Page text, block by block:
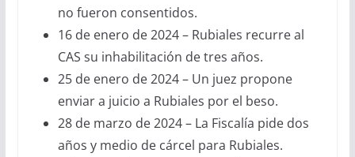
no fueron consentidos.
16 de enero de 2024 – Rubiales recurre al
CAS su inhabilitación de tres años.
25 de enero de 2024 – Un juez propone
enviar a juicio a Rubiales por el beso.
28 de marzo de 2024 – La Fiscalía pide dos
años y medio de cárcel para Rubiales.